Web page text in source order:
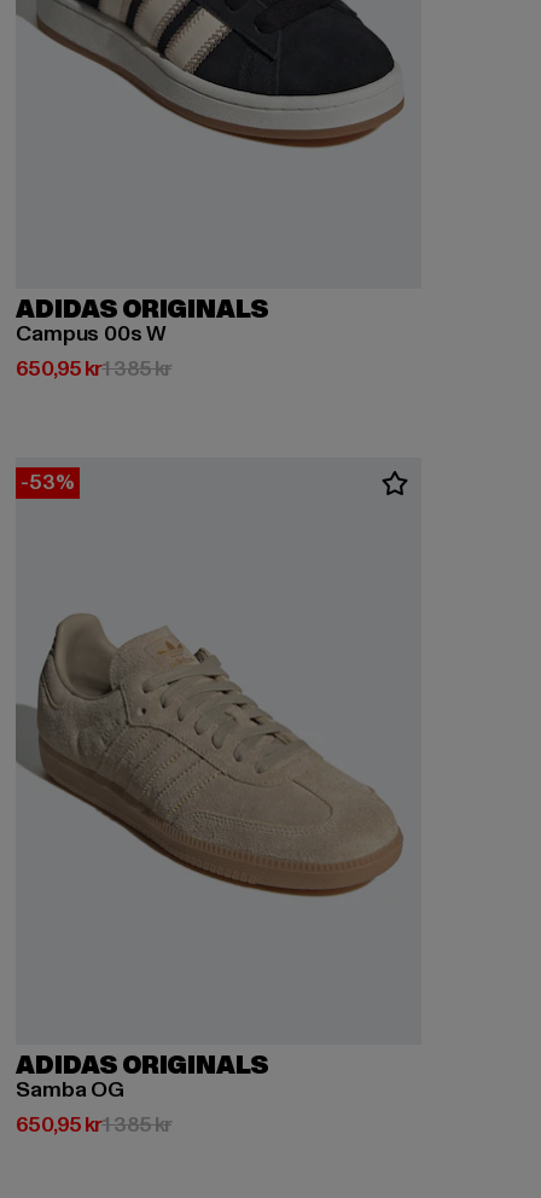
ADIDAS ORIGINALS
Campus 00s W
650,95 kr
Nuvarande pris: 650,95 kr
1 385 krKampanjpris: 1 385 kr
-53%
ADIDAS ORIGINALS
Samba OG
650,95 kr
Nuvarande pris: 650,95 kr
1 385 krKampanjpris: 1 385 kr